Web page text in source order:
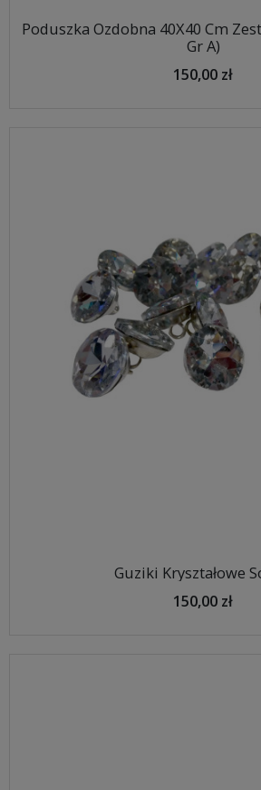
Poduszka Ozdobna 40X40 Cm
Gr A)
150,00 zł
Guziki Kryształowe
150,00 zł